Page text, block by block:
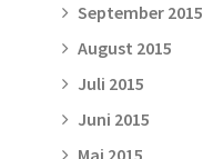
September 2015
August 2015
Juli 2015
Juni 2015
Mai 2015